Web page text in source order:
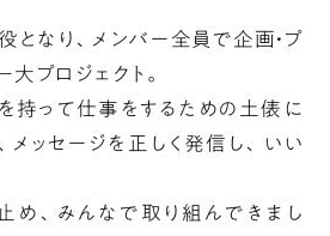
となり、メンバー全員で企画・プ
大プロジェクト。
を持って仕事をするための土俵に
メッセージを正しく発信し、いい
め、みんなで取り組んできまし